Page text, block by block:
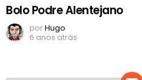
Bolo Podre Alentejano
porHugo
6 anos atrás